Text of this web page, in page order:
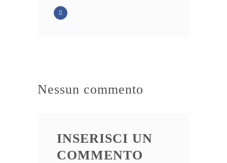
Nessun commento
INSERISCI UN
COMMENTO